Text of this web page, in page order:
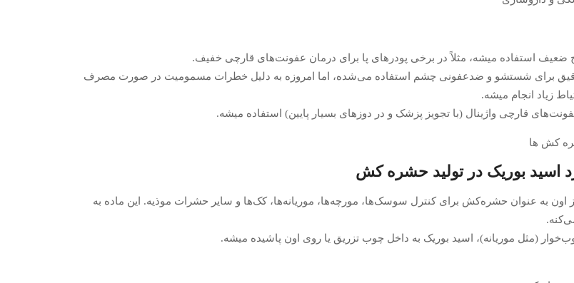
استفاده میشه، مثلاً در برخی پودرهای پا برای درمان عفونت‌های قارچی خفیف.
برای شستشو و ضدعفونی چشم استفاده می‌شده، اما امروزه به دلیل خطرات مسمومیت در صورت مصرف
زیاد انجام میشه.
قارچی واژینال (با تجویز پزشک و در دوزهای بسیار پایین) استفاده میشه.
اسید بوریک در تولید حشره کش
اون به عنوان حشره‌کش برای کنترل سوسک‌ها، مورچه‌ها، موریانه‌ها، کک‌ها و سایر حشرات موذیه. این ماده به
(مثل موریانه)، اسید بوریک به داخل چوب تزریق یا روی اون پاشیده میشه.